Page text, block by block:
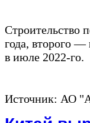
Строительство
года, второго —
в июле 2022-го.
Источник: АО